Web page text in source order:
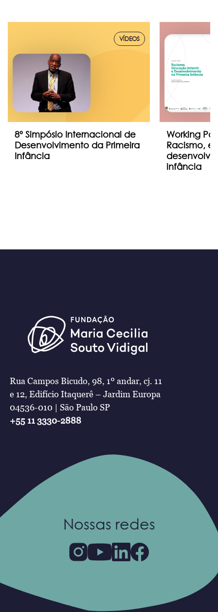
VÍDEOS
8º Simpósio Internacional de
Desenvolvimento da Primeira
Infância
Working
Racismo,
infância
Rua Campos Bicudo, 98, 1º andar, cj. 11
e 12, Edifício Itaquerê – Jardim Europa
04536-010 | São Paulo SP
+55 11 3330-2888
Nossas redes